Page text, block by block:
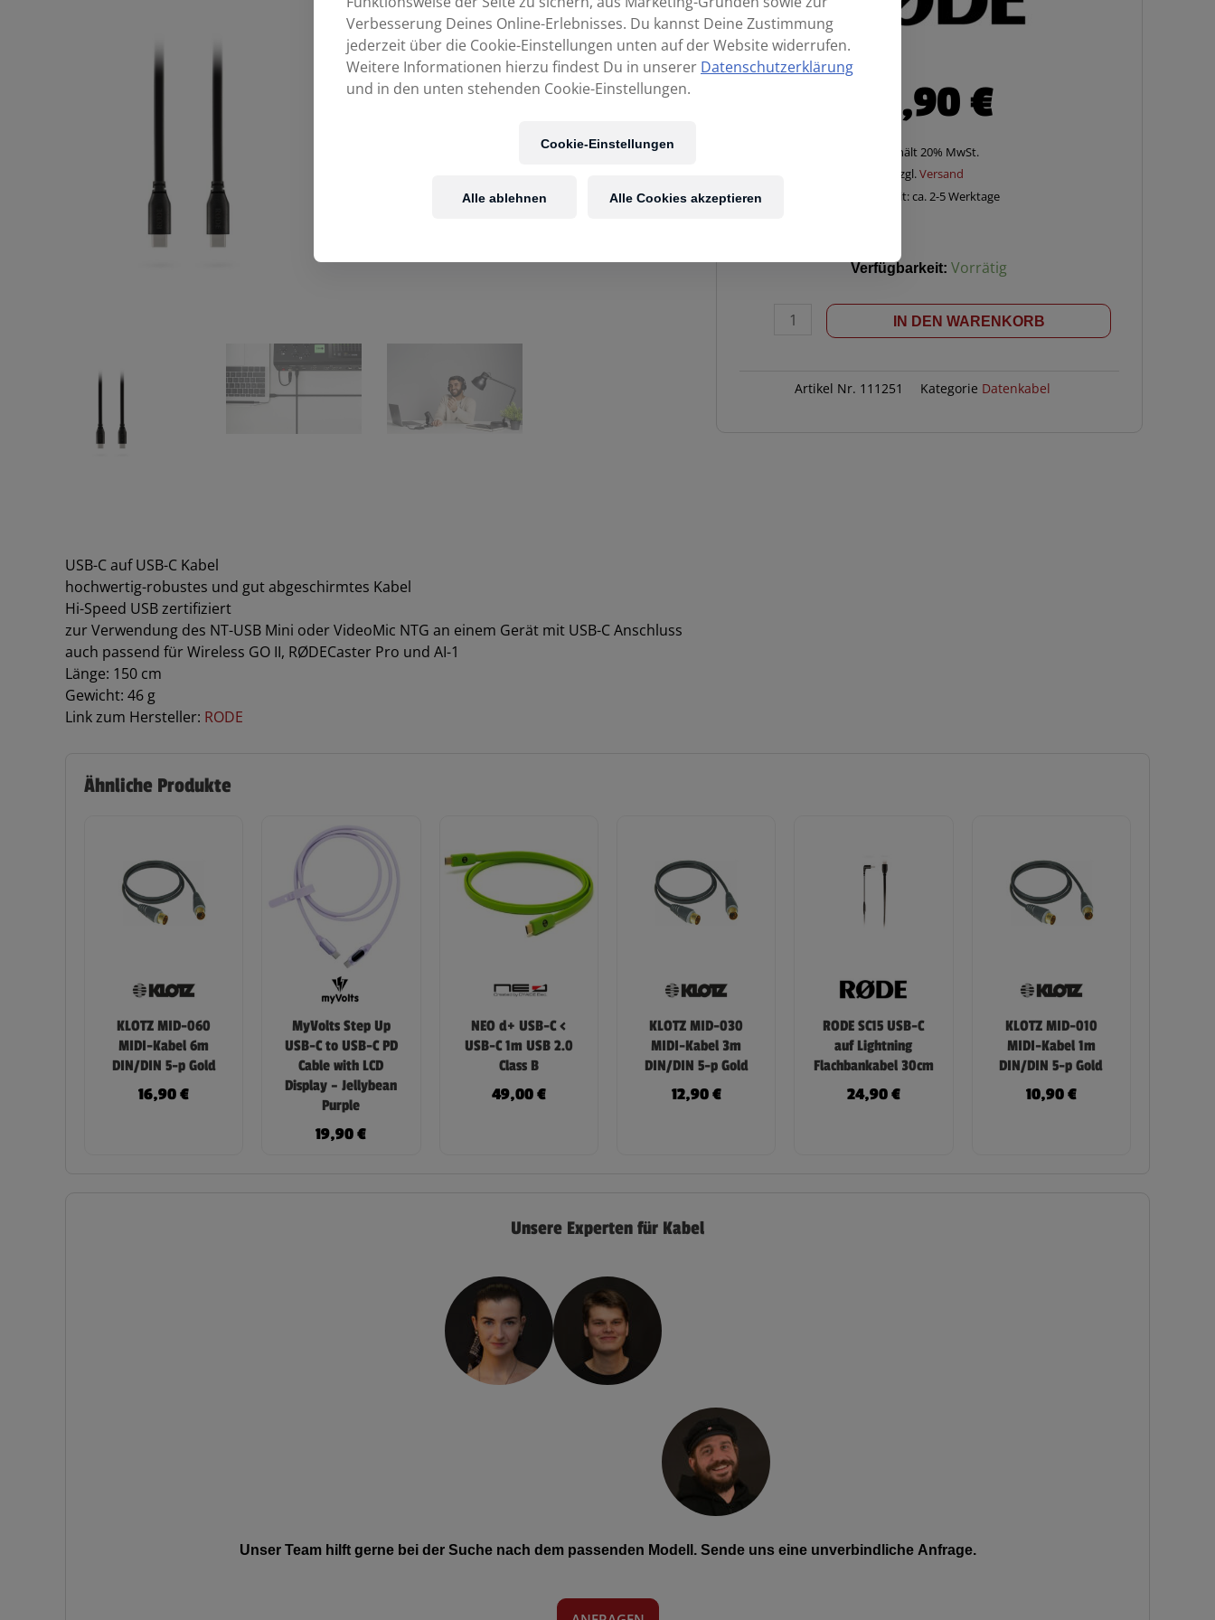
19,90€
Enthält 20% MwSt.
zzgl.Versand
Lieferzeit: ca. 2-5 Werktage
Verfügbarkeit: Vorrätig
RODE
IN DEN WARENKORB
Artikel Nr. 111251 Kategorie Datenkabel
USB-C auf USB-C Kabel
hochwertig-robustes und gut abgeschirmtes Kabel
Hi-Speed USB zertifiziert
zur Verwendung des NT-USB Mini oder VideoMic NTG an einem Gerät mit USB-C Anschluss
auch passend für Wireless GO II, RØDECaster Pro und AI-1
Länge: 150 cm
Gewicht: 46 g
Link zum Hersteller: RODE
Ähnliche Produkte
KLOTZ MID-060
MIDI-Kabel 6m
DIN/DIN 5-p Gold
16,90€
MyVolts Step Up
USB-C to USB-C PD
Cable with LCD
Display – Jellybean
Purple
19,90€
NEO d+ USB-C <
USB-C 1m USB 2.0
Class B
49,00€
KLOTZ MID-030
MIDI-Kabel 3m
DIN/DIN 5-p Gold
12,90€
RODE SC15 USB-C
auf Lightning
Flachbankabel 30cm
24,90€
KLOTZ MID-010
MIDI-Kabel 1m
DIN/DIN 5-p Gold
10,90€
Unsere Experten für Kabel
Unser Team hilft gerne bei der Suche nach dem passenden Modell. Sende uns eine unverbindliche Anfrage.
Verbesserung Deines Online-Erlebnisses. Du kannst Deine Zustimmung
jederzeit über die Cookie-Einstellungen unten auf der Website widerrufen.
Weitere Informationen hierzu findest Du in unserer Datenschutzerklärung
und in den unten stehenden Cookie-Einstellungen.
Cookie-Einstellungen
Alle ablehnen Alle Cookies akzeptieren